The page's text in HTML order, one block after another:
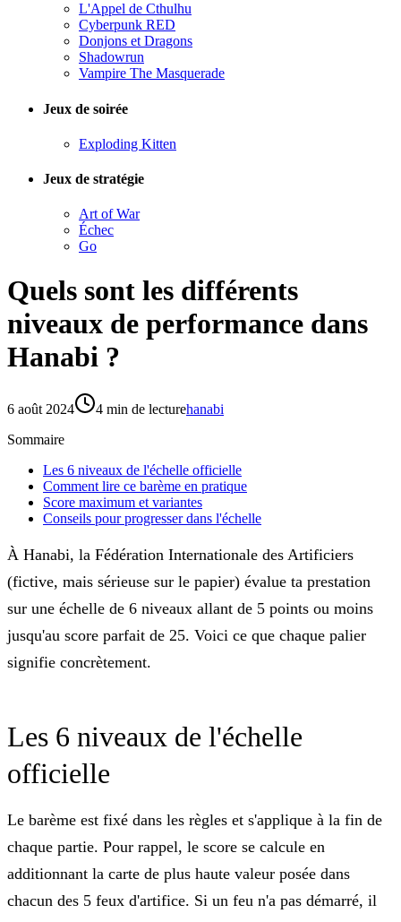
L'Appel de Cthulhu
Cyberpunk RED
Donjons et Dragons
Shadowrun
Vampire The Masquerade
Jeux de soirée
Exploding Kitten
Jeux de stratégie
Art of War
Échec
Go
Quels sont les différents
niveaux de performance dans
Hanabi ?
6 août 2024 4 min de lecturehanabi
Sommaire
Les 6 niveaux de l'échelle officielle
Comment lire ce barème en pratique
Score maximum et variantes
Conseils pour progresser dans l'échelle
À Hanabi, la Fédération Internationale des Artificiers
(fictive, mais sérieuse sur le papier) évalue ta prestation
sur une échelle de 6 niveaux allant de 5 points ou moins
jusqu'au score parfait de 25. Voici ce que chaque palier
signifie concrètement.
Les 6 niveaux de l'échelle
officielle
Le barème est fixé dans les règles et s'applique à la fin de
chaque partie. Pour rappel, le score se calcule en
additionnant la carte de plus haute valeur posée dans
chacun des 5 feux d'artifice. Si un feu n'a pas démarré, il